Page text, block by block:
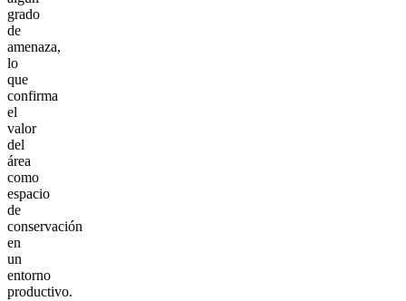
grado
de
amenaza,
lo
que
confirma
el
valor
del
área
como
espacio
de
conservación
en
un
entorno
productivo.